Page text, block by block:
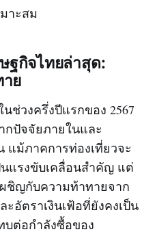
าะสม
ฐกิจไทยล่าสุด:
ย
ช่วงครึ่งปีแรกของ 2567
กปัจจัยภายในและ
แม้ภาคการท่องเที่ยวจะ
แรงขับเคลื่อนสำคัญ แต่
ชิญกับความท้าทายจาก
อัตราเงินเฟ้อที่ยังคงเป็น
บต่อกำลังซื้อของ